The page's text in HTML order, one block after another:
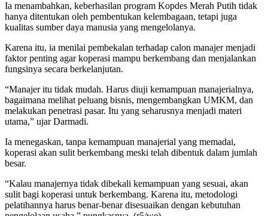
Ia menambahkan, keberhasilan program Kopdes Merah Putih tidak
hanya ditentukan oleh pembentukan kelembagaan, tetapi juga
kualitas sumber daya manusia yang mengelolanya.
Karena itu, ia menilai pembekalan terhadap calon manajer menjadi
faktor penting agar koperasi mampu berkembang dan menjalankan
fungsinya secara berkelanjutan.
“Manajer itu tidak mudah. Harus diuji kemampuan manajerialnya,
bagaimana melihat peluang bisnis, mengembangkan UMKM, dan
melakukan penetrasi pasar. Itu yang seharusnya menjadi materi
utama,” ujar Darmadi.
Ia menegaskan, tanpa kemampuan manajerial yang memadai,
koperasi akan sulit berkembang meski telah dibentuk dalam jumlah
besar.
“Kalau manajernya tidak dibekali kemampuan yang sesuai, akan
sulit bagi koperasi untuk berkembang. Karena itu, metodologi
pelatihannya harus benar-benar disesuaikan dengan kebutuhan